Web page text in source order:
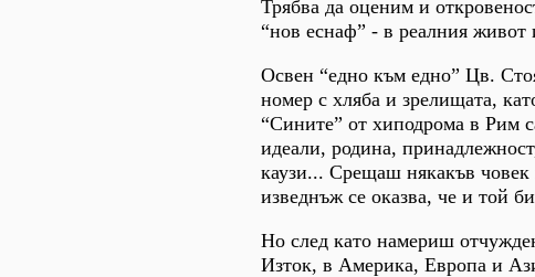
Трябва да оценим и
“нов еснаф” - в реалния живот
Освен “едно към едно” Цв.
номер с хляба и зрелищата,
“Сините” от хиподрома в Рим
идеали, родина,
каузи... Срещаш някакъв човек
изведнъж се оказва, че и той
Но след като намериш
Изток, в Америка, Европа и